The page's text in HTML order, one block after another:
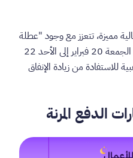
مميزة، تتعزز مع وجود "عطلة
نهاية أسبوع مميزة"، تمتد من يوم الجمعة 20 فبراير إلى الأحد 22
للاستفادة من زيادة الإنفاق
الدفع المرنة